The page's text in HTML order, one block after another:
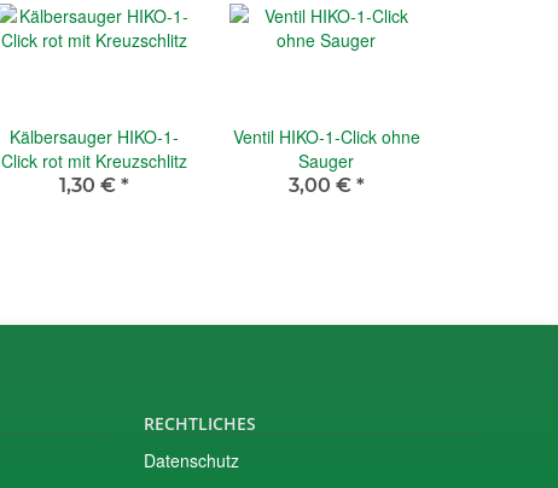
Kälbersauger HIKO-1-
Click rot mit Kreuzschlitz
1,30 € *
Ventil HIKO-1-Click ohne
Sauger
3,00 € *
RECHTLICHES
Datenschutz